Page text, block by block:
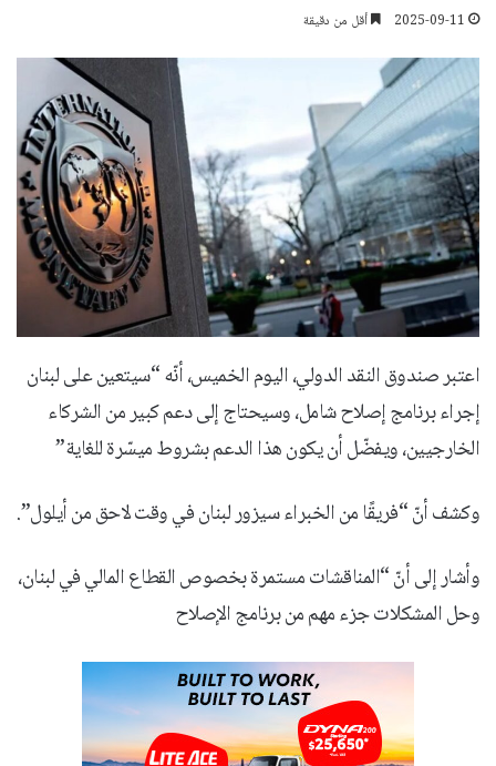
2025-09-11 أقل من دقيقة
اعتبر صندوق النقد الدولي، اليوم الخميس، أنّه “سيتعين على لبنان
إجراء برنامج إصلاح شامل، وسيحتاج إلى دعم كبير من الشركاء
الخارجيين، ويفضّل أن يكون هذا الدعم بشروط ميسّرة للغاية”
وكشف أنّ “فريقًا من الخبراء سيزور لبنان في وقت لاحق من أيلول”.
وأشار إلى أنّ “المناقشات مستمرة بخصوص القطاع المالي في لبنان،
وحل المشكلات جزء مهم من برنامج الإصلاح